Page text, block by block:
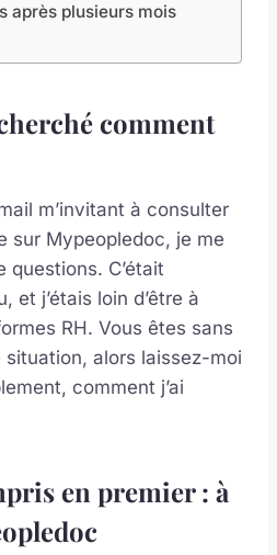
après plusieurs mois
comment
m’invitant à consulter
sur Mypeopledoc, je me
questions. C’était
et j’étais loin d’être à
RH. Vous êtes sans
situation, alors laissez-moi
comment j’ai
en premier : à